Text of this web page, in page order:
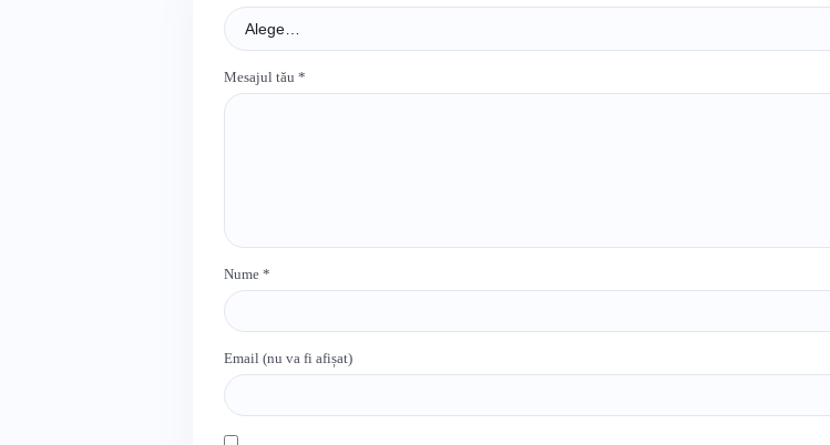
Mesajul tău *
Nume *
Email (nu va fi afișat)